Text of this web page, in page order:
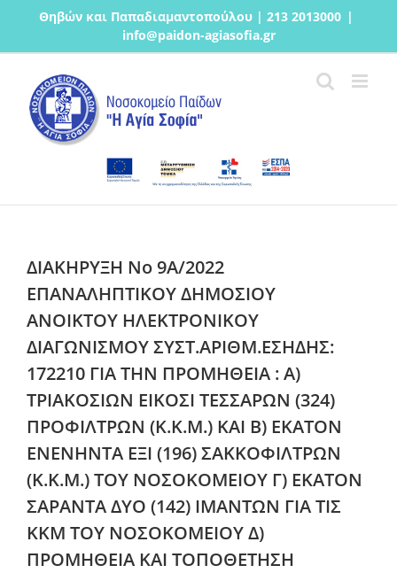
Μετάβαση
περιεχόμενο
Θηβών και Παπαδιαμαντοπούλου | 213 2013000 |
info@paidon-agiasofia.gr
ΔΙΑΚΗΡΥΞΗ Νο 9Α/2022
ΕΠΑΝΑΛΗΠΤΙΚΟΥ ΔΗΜΟΣΙΟΥ
ΑΝΟΙΚΤΟΥ ΗΛΕΚΤΡΟΝΙΚΟΥ
ΔΙΑΓΩΝΙΣΜΟΥ ΣΥΣΤ.ΑΡΙΘΜ.ΕΣΗΔΗΣ:
172210 ΓΙΑ ΤΗΝ ΠΡΟΜΗΘΕΙΑ : Α)
ΤΡΙΑΚΟΣΙΩΝ ΕΙΚΟΣΙ ΤΕΣΣΑΡΩΝ (324)
ΠΡΟΦΙΛΤΡΩΝ (Κ.Κ.Μ.) ΚΑΙ Β) ΕΚΑΤΟΝ
ΕΝΕΝΗΝΤΑ ΕΞΙ (196) ΣΑΚΚΟΦΙΛΤΡΩΝ
(Κ.Κ.Μ.) ΤΟΥ ΝΟΣΟΚΟΜΕΙΟΥ Γ) ΕΚΑΤΟΝ
ΣΑΡΑΝΤΑ ΔΥΟ (142) ΙΜΑΝΤΩΝ ΓΙΑ ΤΙΣ
ΚΚΜ ΤΟΥ ΝΟΣΟΚΟΜΕΙΟΥ Δ)
ΠΡΟΜΗΘΕΙΑ ΚΑΙ ΤΟΠΟΘΕΤΗΣΗ